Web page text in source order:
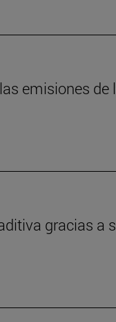
emisiones de
gracias a